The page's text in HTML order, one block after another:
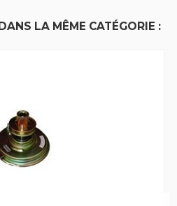
LA MÊME CATÉGORIE :